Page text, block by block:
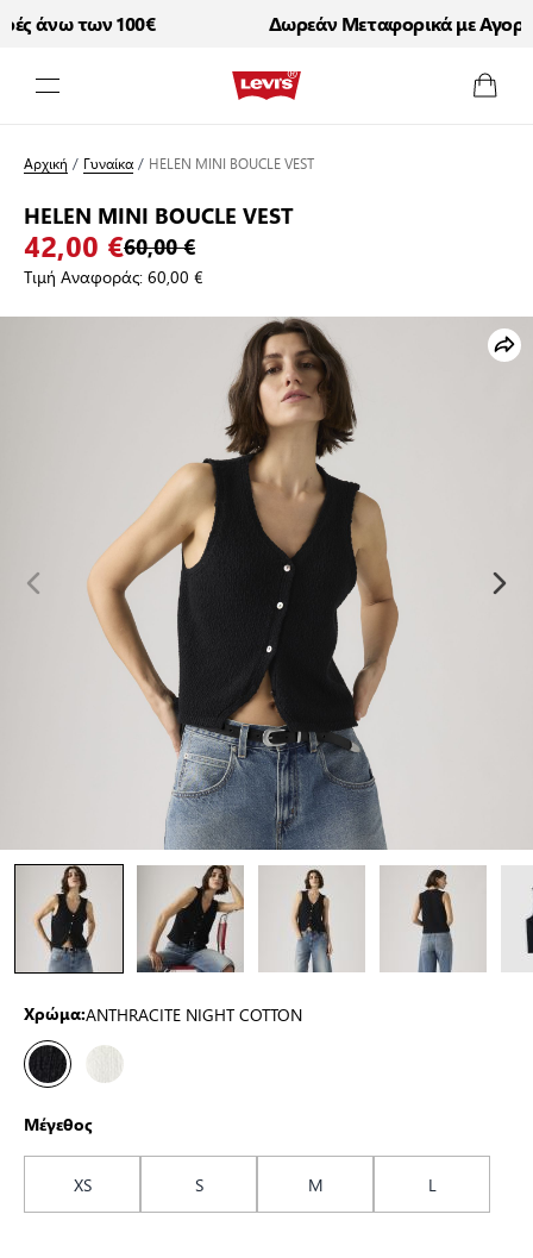
άνω των 100€ Δωρεάν Μεταφορικά με Αγορές
Αρχική / Γυναίκα/ HELEN MINI BOUCLE VEST
HELEN MINI BOUCLE VEST
42,00 €60,00 €
Τιμή Αναφοράς:60,00 €
Χρώμα:ANTHRACITE NIGHT COTTON
Μέγεθος
XS S M L